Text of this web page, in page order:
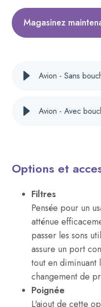
Magasinez
Avion - Sans
Avion - Avec
Options et
Filtres
Pensée pour un
atténue
passer les sons
assure un port
tout en diminuant
changement de
Poignée
L'ajout de cette